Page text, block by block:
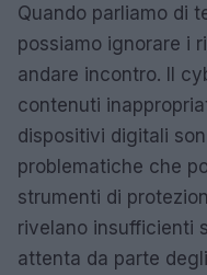
Quando parliamo di
possiamo ignorare i
andare incontro. Il
contenuti
dispositivi digitali
problematiche che
strumenti di
rivelano insufficienti
attenta da parte